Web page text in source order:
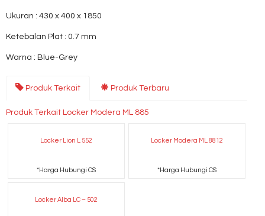
Ukuran : 430 x 400 x 1850
Ketebalan Plat : 0.7 mm
Warna : Blue-Grey
Produk Terkait Produk Terbaru
Produk Terkait Locker Modera ML 885
Locker Lion L 552
*Harga Hubungi CS
Locker Modera ML 8812
*Harga Hubungi CS
Locker Alba LC – 502